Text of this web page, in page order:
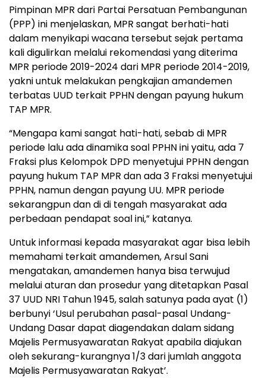
Pimpinan MPR dari Partai Persatuan Pembangunan
(PPP) ini menjelaskan, MPR sangat berhati-hati
dalam menyikapi wacana tersebut sejak pertama
kali digulirkan melalui rekomendasi yang diterima
MPR periode 2019-2024 dari MPR periode 2014-2019,
yakni untuk melakukan pengkajian amandemen
terbatas UUD terkait PPHN dengan payung hukum
TAP MPR.
“Mengapa kami sangat hati-hati, sebab di MPR
periode lalu ada dinamika soal PPHN ini yaitu, ada 7
Fraksi plus Kelompok DPD menyetujui PPHN dengan
payung hukum TAP MPR dan ada 3 Fraksi menyetujui
PPHN, namun dengan payung UU. MPR periode
sekarangpun dan di di tengah masyarakat ada
perbedaan pendapat soal ini,” katanya.
Untuk informasi kepada masyarakat agar bisa lebih
memahami terkait amandemen, Arsul Sani
mengatakan, amandemen hanya bisa terwujud
melalui aturan dan prosedur yang ditetapkan Pasal
37 UUD NRI Tahun 1945, salah satunya pada ayat (1)
berbunyi ‘Usul perubahan pasal-pasal Undang-
Undang Dasar dapat diagendakan dalam sidang
Majelis Permusyawaratan Rakyat apabila diajukan
oleh sekurang-kurangnya 1/3 dari jumlah anggota
Majelis Permusyawaratan Rakyat’.